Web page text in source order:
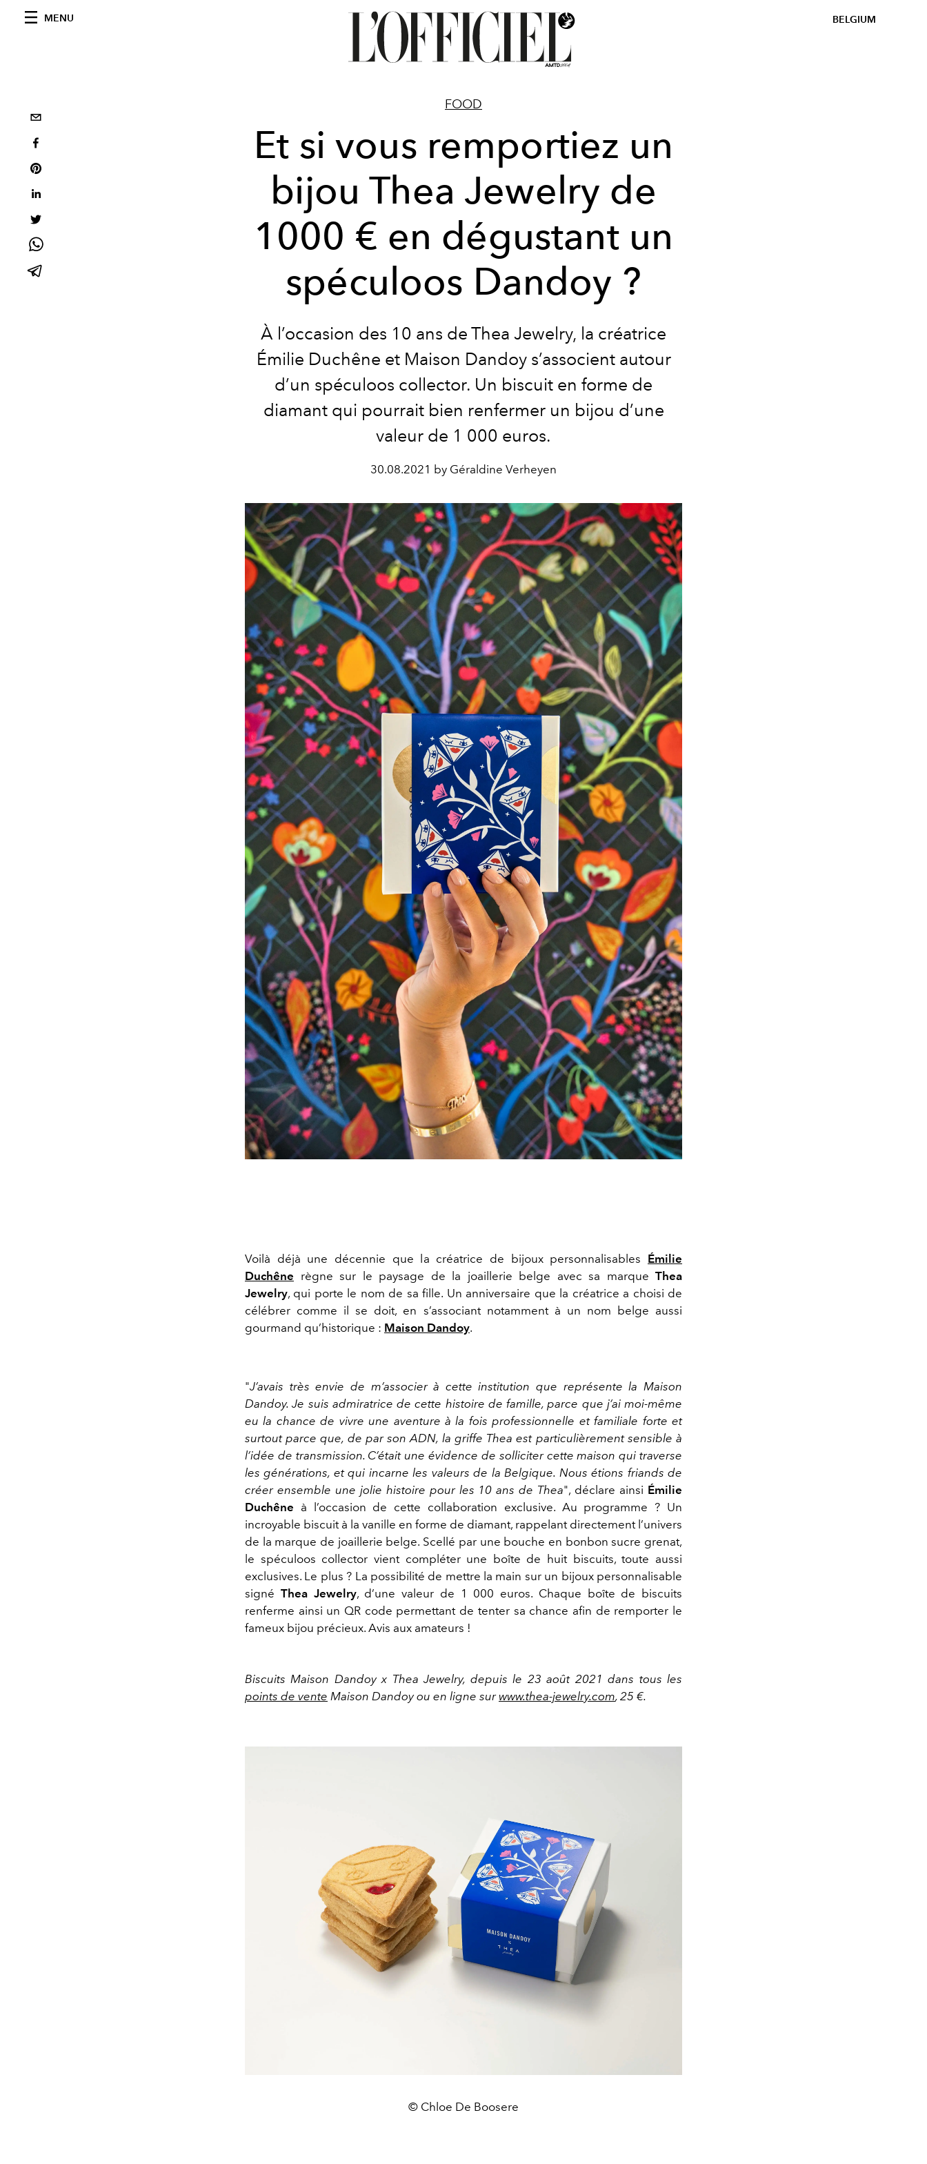
MENU BELGIUM
FOOD
Et si vous remportiez un
bijou Thea Jewelry de
1000 € en dégustant un
spéculoos Dandoy ?
À l’occasion des 10 ans de Thea Jewelry, la créatrice
Émilie Duchêne et Maison Dandoy s’associent autour
d’un spéculoos collector. Un biscuit en forme de
diamant qui pourrait bien renfermer un bijou d’une
valeur de 1 000 euros.
30.08.2021 by Géraldine Verheyen
Voilà déjà une décennie que la créatrice de bijoux personnalisables Émilie
Duchêne règne sur le paysage de la joaillerie belge avec sa marque Thea
Jewelry, qui porte le nom de sa fille. Un anniversaire que la créatrice a choisi de
célébrer comme il se doit, en s’associant notamment à un nom belge aussi
gourmand qu’historique : Maison Dandoy.
"J’avais très envie de m’associer à cette institution que représente la Maison
Dandoy. Je suis admiratrice de cette histoire de famille, parce que j’ai moi-même
eu la chance de vivre une aventure à la fois professionnelle et familiale forte et
surtout parce que, de par son ADN, la griffe Thea est particulièrement sensible à
l’idée de transmission. C’était une évidence de solliciter cette maison qui traverse
les générations, et qui incarne les valeurs de la Belgique. Nous étions friands de
créer ensemble une jolie histoire pour les 10 ans de Thea", déclare ainsi Émilie
Duchêne à l’occasion de cette collaboration exclusive. Au programme ? Un
incroyable biscuit à la vanille en forme de diamant, rappelant directement l’univers
de la marque de joaillerie belge. Scellé par une bouche en bonbon sucre grenat,
le spéculoos collector vient compléter une boîte de huit biscuits, toute aussi
exclusives. Le plus ? La possibilité de mettre la main sur un bijoux personnalisable
signé Thea Jewelry, d’une valeur de 1 000 euros. Chaque boîte de biscuits
renferme ainsi un QR code permettant de tenter sa chance afin de remporter le
fameux bijou précieux. Avis aux amateurs !
Biscuits Maison Dandoy x Thea Jewelry, depuis le 23 août 2021 dans tous les
points de vente Maison Dandoy ou en ligne sur www.thea-jewelry.com, 25 €.
© Chloe De Boosere